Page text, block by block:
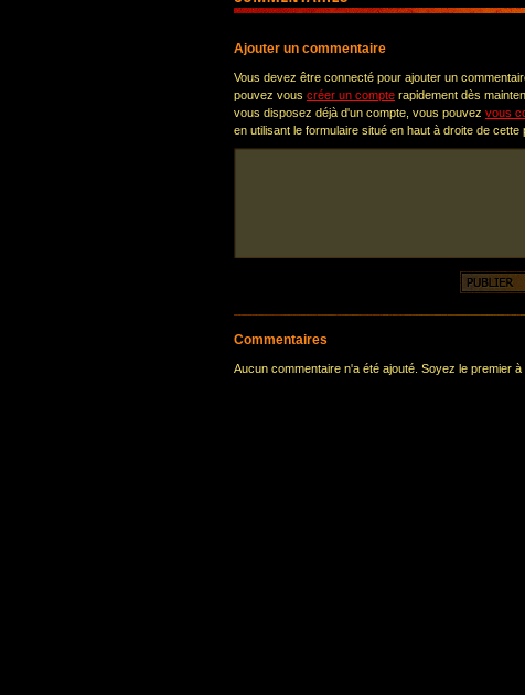
Ajouter un commentaire
Vous devez être connecté pour ajouter un
pouvez vous créer un compte rapidement dès
vous disposez déjà d'un compte, vous pouvez vous
en utilisant le formulaire situé en haut à droite de cette
Commentaires
Aucun commentaire n'a été ajouté. Soyez le premier à